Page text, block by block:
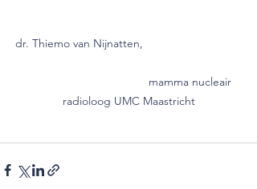
dr. Thiemo van Nijnatten,
                                       mamma nucleair
radioloog UMC Maastricht